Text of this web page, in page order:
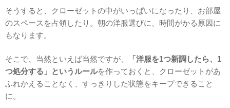
そうすると、クローゼットの中がいっぱいになったり、お部屋
のスペースを占領したり。朝の洋服選びに、時間がかる原因に
もなります。
そこで、当然といえば当然ですが、
「洋服を1つ新調したら、1
つ処分する」というルールを作っておくと、クローゼットがあ
ふれかえることなく、すっきりした状態をキープできること
に。